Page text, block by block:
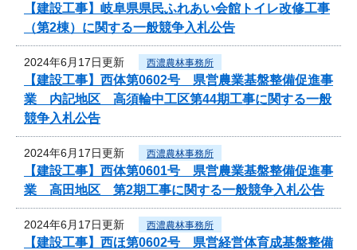
【建設工事】岐阜県県民ふれあい会館トイレ改修工事
（第2棟）に関する一般競争入札公告
2024年6月17日更新 西濃農林事務所
【建設工事】西体第0602号 県営農業基盤整備促進事
業 内記地区 高須輪中工区第44期工事に関する一般
競争入札公告
2024年6月17日更新 西濃農林事務所
【建設工事】西体第0601号 県営農業基盤整備促進事
業 高田地区 第2期工事に関する一般競争入札公告
2024年6月17日更新 西濃農林事務所
【建設工事】西ほ第0602号 県営経営体育成基盤整備